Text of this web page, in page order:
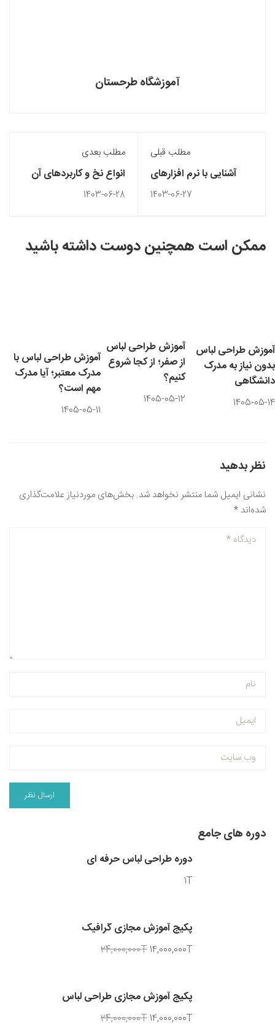
آموزشگاه طرحستان
مطلب قبلی
آشنایی با نرم افزارهای
طراحی سه بعدی
1403-06-27
مطلب بعدی
انواع نخ و کاربردهای آن
درطراحی لباس
1403-06-28
ممکن است همچنین دوست داشته باشید
آموزش طراحی لباس بدون نیاز به مدرک دانشگاهی
نظر بدهید
نشانی ایمیل شما منتشر نخواهد شد.
1T
24,000,000T 14,000,000T